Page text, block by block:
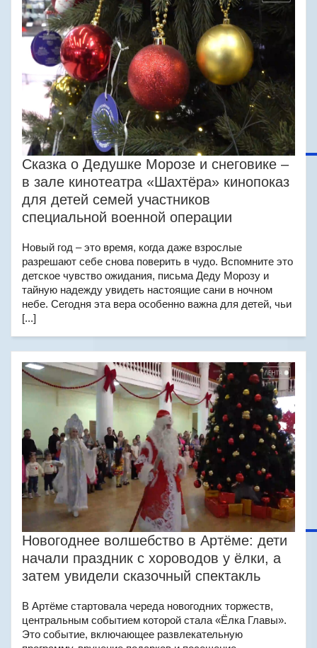
Сказка о Дедушке Морозе и снеговике –
в зале кинотеатра «Шахтёра» кинопоказ
для детей семей участников
специальной военной операции
Новый год – это время, когда даже взрослые
разрешают себе снова поверить в чудо. Вспомните это
детское чувство ожидания, письма Деду Морозу и
тайную надежду увидеть настоящие сани в ночном
небе. Сегодня эта вера особенно важна для детей, чьи
[...]
Новогоднее волшебство в Артёме: дети
начали праздник с хороводов у ёлки, а
затем увидели сказочный спектакль
В Артёме стартовала череда новогодних торжеств,
центральным событием которой стала «Ёлка Главы».
Это событие, включающее развлекательную